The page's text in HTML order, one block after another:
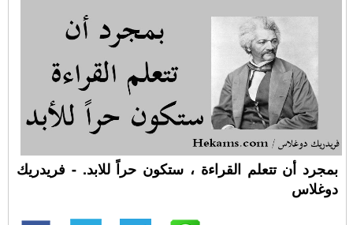
بمجرد أن تتعلم القراءة ، ستكون حراً للابد. - فريدريك
دوغلاس